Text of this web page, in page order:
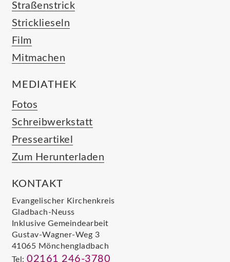
Straßenstrick
Stricklieseln
Film
Mitmachen
MEDIATHEK
Fotos
Schreibwerkstatt
Presseartikel
Zum Herunterladen
KONTAKT
Evangelischer Kirchenkreis
Gladbach-Neuss
Inklusive Gemeindearbeit
Gustav-Wagner-Weg 3
41065 Mönchengladbach
Tel: 02161 246-3780